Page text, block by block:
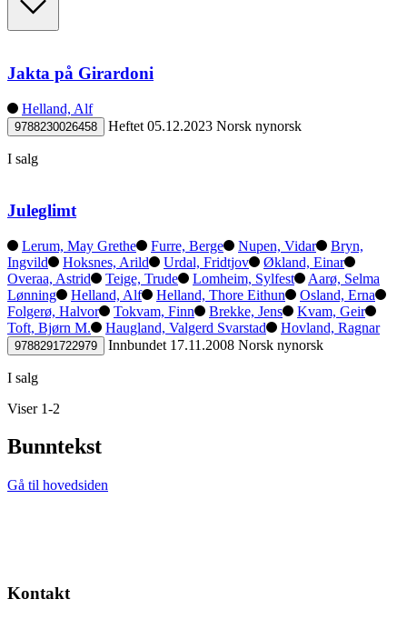
Jakta på Girardoni
Helland, Alf
9788230026458 Heftet 05.12.2023 Norsk nynorsk
I salg
Juleglimt
Lerum, May Grethe Furre, Berge Nupen, Vidar
Bryn,
Ingvild
Hoksnes, Arild Urdal, Fridtjov
Økland, Einar
Overaa, Astrid
Teige, Trude Lomheim, Sylfest
Aarø, Selma
Lønning
Helland, Alf Helland, Thore Eithun
Osland, Erna
Folgerø, Halvor
Tokvam, Finn Brekke, Jens
Kvam, Geir
Toft, Bjørn M.
Haugland, Valgerd Svarstad Hovland, Ragnar
9788291722979 Innbundet 17.11.2008 Norsk nynorsk
I salg
Viser 1-2
Bunntekst
Gå til hovedsiden
Kontakt